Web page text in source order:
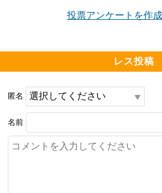
投票アンケートを作
レス投稿
匿名
名前